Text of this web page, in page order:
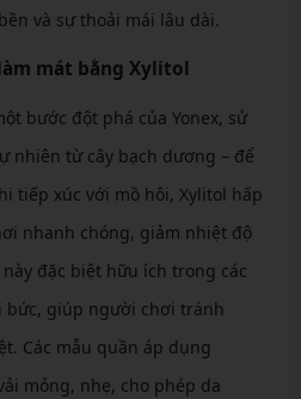
và sự thoải mái lâu dài.
mát bằng Xylitol
bước đột phá của Yonex, sử
nhiên từ cây bạch dương – để
tiếp xúc với mồ hôi, Xylitol hấp
nhanh chóng, giảm nhiệt độ
đặc biệt hữu ích trong các
giúp người chơi tránh
Các mẫu quần áp dụng
mỏng, nhẹ, cho phép da